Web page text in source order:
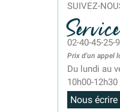
SUIVEZ-
02-40-45-25-
Prix d'un appel
Du lundi au
10h00-
Nous écrire